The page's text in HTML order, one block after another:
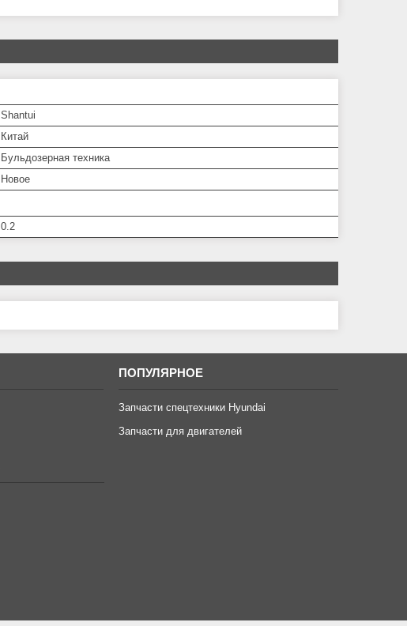
Shantui
Китай
Бульдозерная техника
Новое
0.2
ПОПУЛЯРНОЕ
Запчасти спецтехники Hyundai
Запчасти для двигателей